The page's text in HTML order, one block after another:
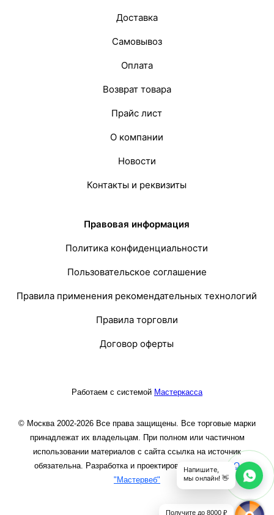
Доставка
Самовывоз
Оплата
Возврат товара
Прайс лист
О компании
Новости
Контакты и реквизиты
Правовая информация
Политика конфиденциальности
Пользовательское соглашение
Правила применения рекомендательных технологий
Правила торговли
Договор оферты
Работаем с системой Мастеркасса
© Москва 2002-2026 Все права защищены. Все торговые марки
принадлежат их владельцам. При полном или частичном
использовании материалов с сайта ссылка на источник
обязательна. Разработка и проектирование сайта
ООО
"Мастервеб"
Напишите,
мы онлайн! 👋
Получите до 8000 ₽